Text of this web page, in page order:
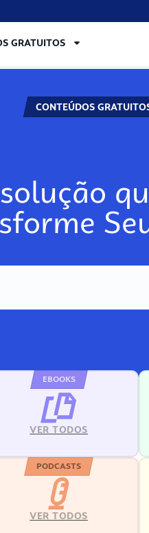
GRATUITOS
CONTEÚDOS
EBOOKS
VER TODOS
PODCASTS
VER TODOS